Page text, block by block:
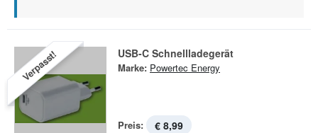
Verpasst! USB-C Schnellladegerät
Marke: Powertec Energy
Preis: € 8,99